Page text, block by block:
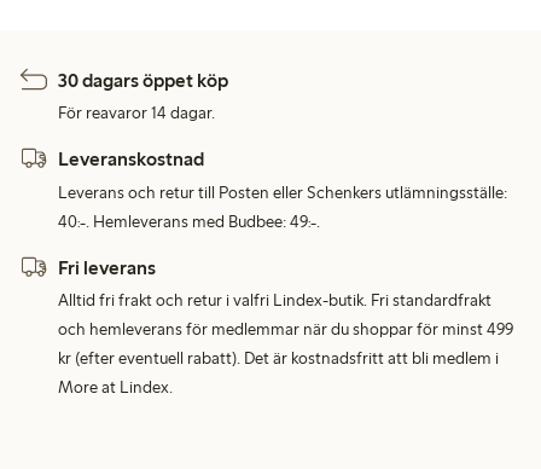
30 dagars öppet köp
För reavaror 14 dagar.
Leveranskostnad
Leverans och retur till Posten eller Schenkers utlämningsställe:
40:-. Hemleverans med Budbee: 49:-.
Fri leverans
Alltid fri frakt och retur i valfri Lindex-butik. Fri standardfrakt
och hemleverans för medlemmar när du shoppar för minst 499
kr (efter eventuell rabatt). Det är kostnadsfritt att bli medlem i
More at Lindex.